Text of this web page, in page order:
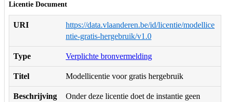
Licentie Document
URI
https://data.vlaanderen.be/id/licentie/modellice
ntie-gratis-hergebruik/v1.0
Type Verplichte bronvermelding
Titel Modellicentie voor gratis hergebruik
Beschrijving
Onder deze licentie doet de instantie geen